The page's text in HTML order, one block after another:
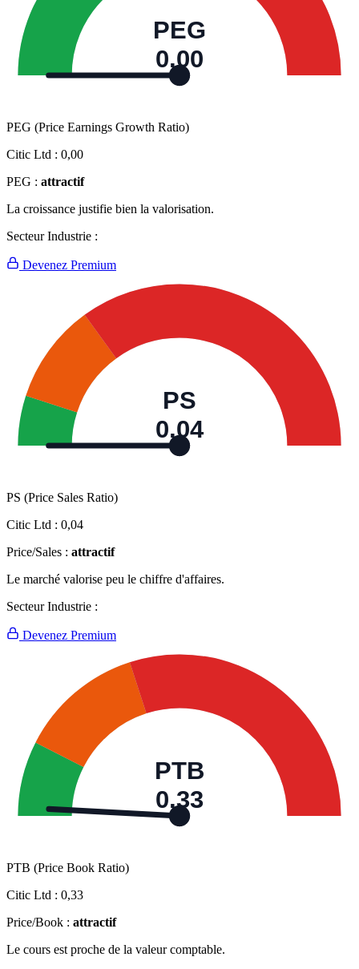
PEG
0,00
PEG (Price Earnings Growth Ratio)
Citic Ltd : 0,00
PEG : attractif
La croissance justifie bien la valorisation.
Secteur Industrie :
Devenez Premium
PS
0,04
PS (Price Sales Ratio)
Citic Ltd : 0,04
Price/Sales : attractif
Le marché valorise peu le chiffre d'affaires.
Secteur Industrie :
Devenez Premium
PTB
0,33
PTB (Price Book Ratio)
Citic Ltd : 0,33
Price/Book : attractif
Le cours est proche de la valeur comptable.